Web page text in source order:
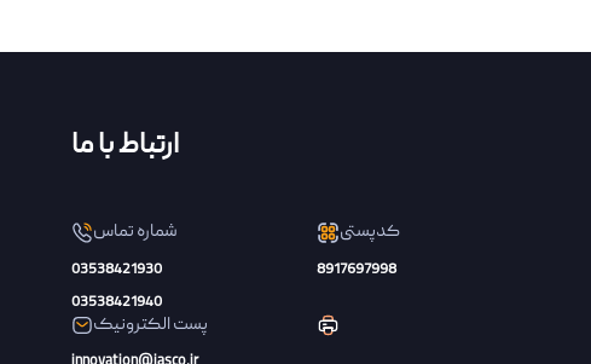
ارتباط با ما
شماره تماس
03538421930
03538421940
کدپستی
8917697998
پست الکترونیک